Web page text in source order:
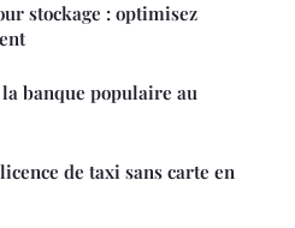
stockage : optimisez
banque populaire au
de taxi sans carte en